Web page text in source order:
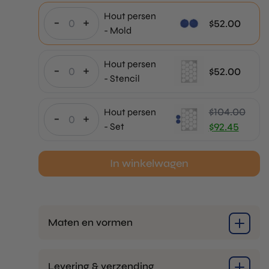
- +
Hout persen
- Mold
$52.00
- +
Hout persen
- Stencil
$52.00
- +
Hout persen
- Set
$104.00
$92.45
In winkelwagen
Maten en vormen
Levering & verzending